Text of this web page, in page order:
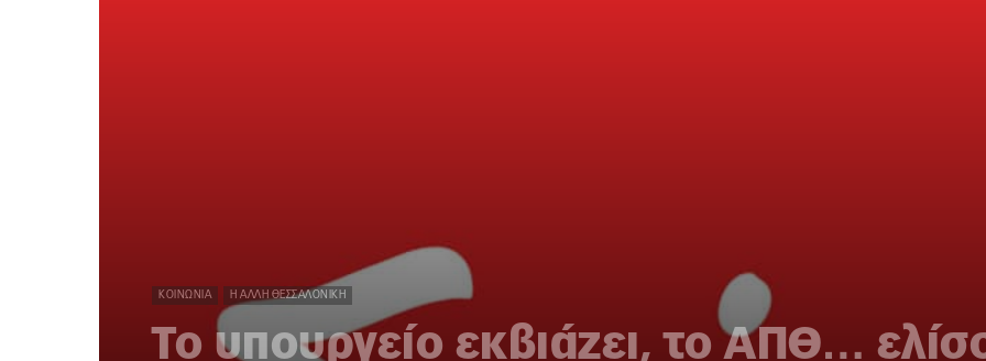
ΚΟΙΝΩΝΊΑ Η ΆΛΛΗ ΘΕΣΣΑΛΟΝΊΚΗ
Το υπουργείο εκβιάζει, το ΑΠΘ…